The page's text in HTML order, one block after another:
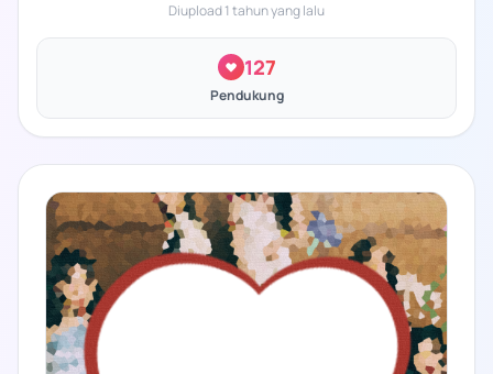
Diupload 1 tahun yang lalu
127
Pendukung